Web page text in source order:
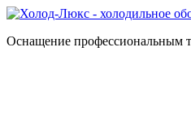
Оснащение профессиональным